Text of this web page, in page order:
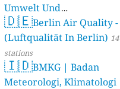
Umwelt Und
Verbraucherschutz) - LfU
46 stations
🇩🇪Berlin Air Quality -
(Luftqualität In Berlin) 14
stations
🇮🇩BMKG | Badan
Meteorologi, Klimatologi